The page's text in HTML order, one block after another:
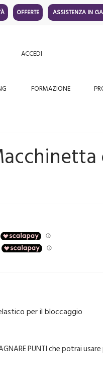
OFFERTE ASSISTENZA IN
ACCEDI
FORMAZIONE
per il bloccaggio
PUNTI che potrai